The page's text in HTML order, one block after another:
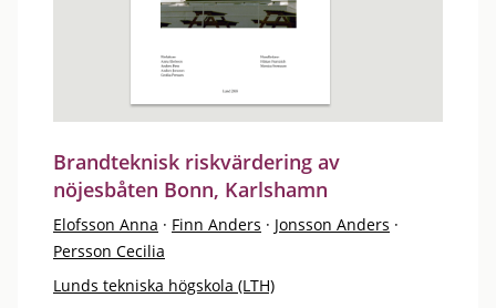
Brandteknisk riskvärdering av
nöjesbåten Bonn, Karlshamn
Elofsson Anna · Finn Anders · Jonsson Anders ·
Persson Cecilia
Lunds tekniska högskola (LTH)